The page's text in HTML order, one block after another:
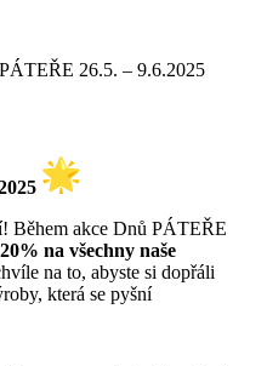
26.5. – 9.6.2025
Během akce Dnů PÁTEŘE
na všechny naše
na to, abyste si dopřáli
která se pyšní